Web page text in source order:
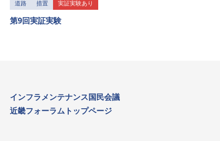
道路 措置 実証実験あり
第9回実証実験
インフラメンテナンス国民会議
近畿フォーラムトップページ